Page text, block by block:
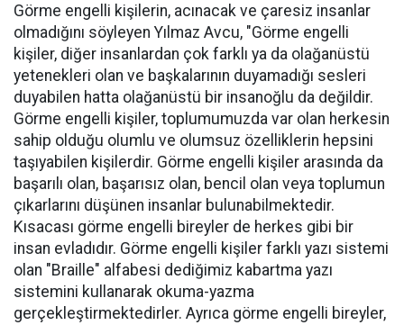
Görme engelli kişilerin, acınacak ve çaresiz insanlar
olmadığını söyleyen Yılmaz Avcu, "Görme engelli
kişiler, diğer insanlardan çok farklı ya da olağanüstü
yetenekleri olan ve başkalarının duyamadığı sesleri
duyabilen hatta olağanüstü bir insanoğlu da değildir.
Görme engelli kişiler, toplumumuzda var olan herkesin
sahip olduğu olumlu ve olumsuz özelliklerin hepsini
taşıyabilen kişilerdir. Görme engelli kişiler arasında da
başarılı olan, başarısız olan, bencil olan veya toplumun
çıkarlarını düşünen insanlar bulunabilmektedir.
Kısacası görme engelli bireyler de herkes gibi bir
insan evladıdır. Görme engelli kişiler farklı yazı sistemi
olan "Braille" alfabesi dediğimiz kabartma yazı
sistemini kullanarak okuma-yazma
gerçekleştirmektedirler. Ayrıca görme engelli bireyler,